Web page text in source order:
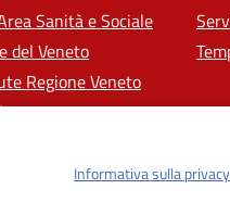
Sanità e Sociale
del Veneto
Regione Veneto
Informativa sulla privacy